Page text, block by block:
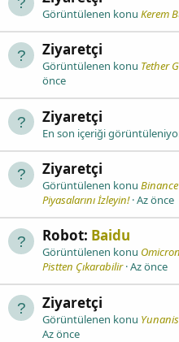
Görüntülenen konu Kerem
Ziyaretçi
Görüntülenen konu Tether
önce
Ziyaretçi
En son içeriği
Ziyaretçi
Görüntülenen konu
Piyasalarını İzleyin! Az önce
Robot: Baidu
Görüntülenen konu
Pistten Çıkarabilir Az önce
Ziyaretçi
Görüntülenen konu
Az önce